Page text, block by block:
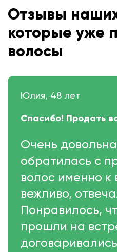
Отзывы
которые уже
волосы
Юлия, 48 лет
Спасибо! Продать
Очень
обратилась с
волос именно
вежливо,
Понравилось,
прошли на